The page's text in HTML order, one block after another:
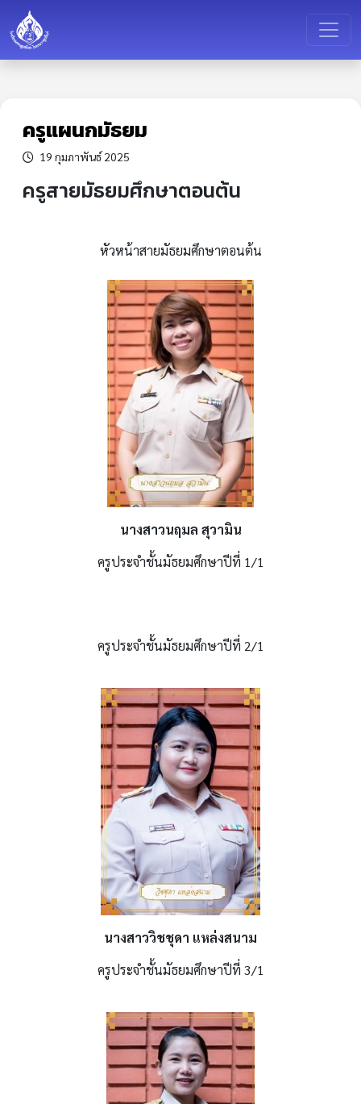
ครูแผนกมัธยม
19 กุมภาพันธ์ 2025
ครูสายมัธยมศึกษาตอนต้น
หัวหน้าสายมัธยมศึกษาตอนต้น
นางสาวนฤมล สุวามิน
ครูประจำชั้นมัธยมศึกษาปีที่ 1/1
ครูประจำชั้นมัธยมศึกษาปีที่ 2/1
นางสาววิชชุดา แหล่งสนาม
ครูประจำชั้นมัธยมศึกษาปีที่ 3/1